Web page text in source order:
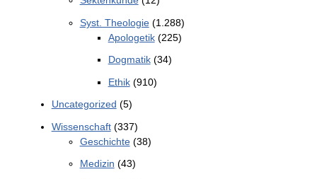
Syst. Theologie(1.288)
Apologetik(225)
Dogmatik(34)
Ethik(910)
Uncategorized (5)
Wissenschaft(337)
Geschichte(38)
Medizin (43)